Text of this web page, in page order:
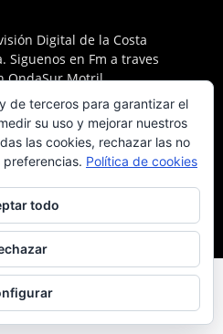
Digital de la Costa
Siguenos en Fm a traves
OndaSur Motril.
sobre las cookies
Tropical de Granada
de terceros para garantizar el
su uso y mejorar nuestros
las cookies, rechazar las no
preferencias. Política de cookies
todo